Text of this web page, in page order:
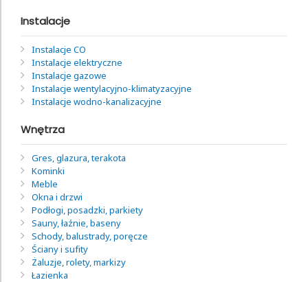
Instalacje
Instalacje CO
Instalacje elektryczne
Instalacje gazowe
Instalacje wentylacyjno-klimatyzacyjne
Instalacje wodno-kanalizacyjne
Wnętrza
Gres, glazura, terakota
Kominki
Meble
Okna i drzwi
Podłogi, posadzki, parkiety
Sauny, łaźnie, baseny
Schody, balustrady, poręcze
Ściany i sufity
Żaluzje, rolety, markizy
Łazienka